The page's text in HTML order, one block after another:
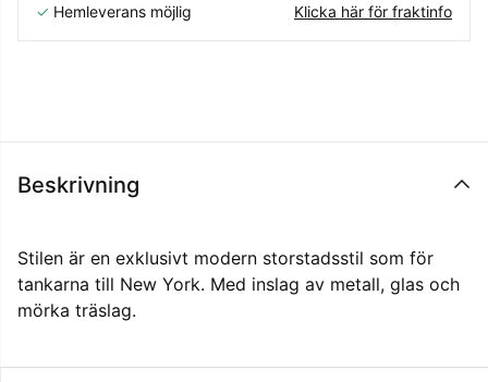
✓ Hemleverans möjlig Klicka här för fraktinfo
Beskrivning
Stilen är en exklusivt modern storstadsstil som för
tankarna till New York. Med inslag av metall, glas och
mörka träslag.